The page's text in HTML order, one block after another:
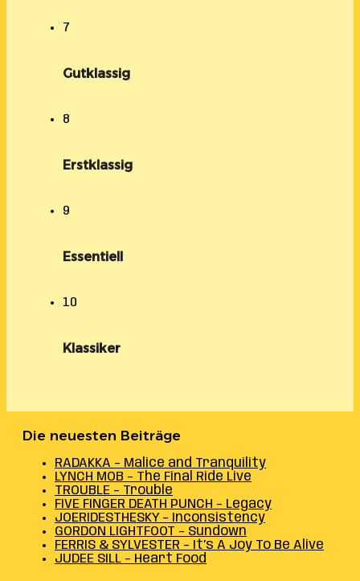
7
Gutklassig
8
Erstklassig
9
Essentiell
10
Klassiker
Die neuesten Beiträge
RADAKKA – Malice and Tranquility
LYNCH MOB – The Final Ride Live
TROUBLE – Trouble
FIVE FINGER DEATH PUNCH – Legacy
JOERIDESTHESKY – Inconsistency
GORDON LIGHTFOOT – Sundown
FERRIS & SYLVESTER – It’s A Joy To Be Alive
JUDEE SILL – Heart Food